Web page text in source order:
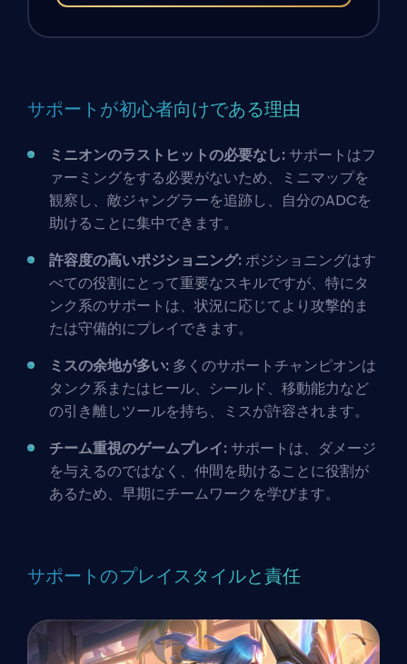
サポートが初心者向けである理由
ミニオンのラストヒットの必要なし:サポートはフ
ァーミングをする必要がないため、ミニマップを
観察し、敵ジャングラーを追跡し、自分のADCを
助けることに集中できます。
許容度の高いポジショニング: ポジショニングはす
べての役割にとって重要なスキルですが、特にタ
ンク系のサポートは、状況に応じてより攻撃的ま
たは守備的にプレイできます。
ミスの余地が多い: 多くのサポートチャンピオンは
タンク系またはヒール、シールド、移動能力など
の引き離しツールを持ち、ミスが許容されます。
チーム重視のゲームプレイ:サポート は、ダメージ
を与えるのではなく、仲間を助けることに役割が
あるため、早期にチームワークを学びます。
サポートのプレイスタイルと責任